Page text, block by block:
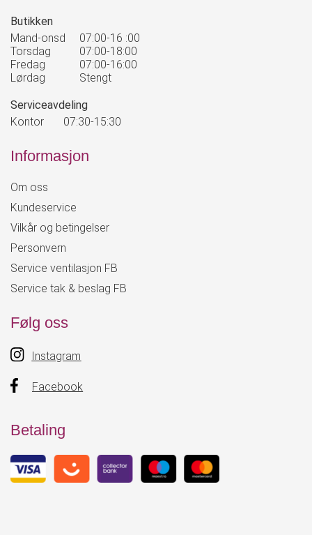
Butikken
Mand-onsd
07:00-16 :00
Torsdag
07:00-18:00
Fredag
07:00-16:00
Lørdag
Stengt
Serviceavdeling
Kontor
07:30-15:30
Informasjon
Om oss
Kundeservice
Vilkår og betingelser
Personvern
Service ventilasjon FB
Service tak & beslag FB
Følg oss
Instagram
Facebook
Betaling